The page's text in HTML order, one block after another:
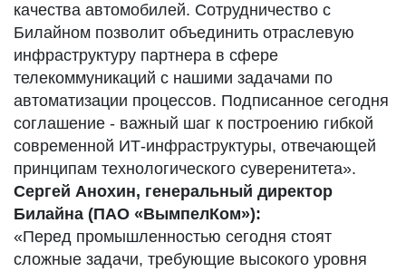
качества автомобилей. Сотрудничество с
Билайном позволит объединить отраслевую
инфраструктуру партнера в сфере
телекоммуникаций с нашими задачами по
автоматизации процессов. Подписанное сегодня
соглашение - важный шаг к построению гибкой
современной ИТ-инфраструктуры, отвечающей
принципам технологического суверенитета».
Сергей Анохин, генеральный директор
Билайна (ПАО «ВымпелКом»):
«Перед промышленностью сегодня стоят
сложные задачи, требующие высокого уровня